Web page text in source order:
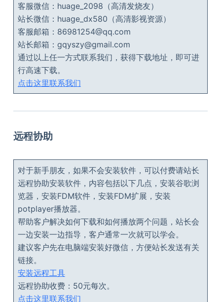
客服微信：huage_2098（高清发烧友）
站长微信：huage_dx580（高清影视资源）
客服邮箱：86981254@qq.com
站长邮箱：gqyszy@gmail.com
通过以上任一方式联系我们，获得下载地址，即可进
行高速下载。
点击这里联系我们
远程协助
对于新手朋友，如果不会安装软件，可以付费请站长
远程协助安装软件，内容包括以下几点，安装谷歌浏
览器，安装FDM软件，安装FDM扩展，安装
potplayer播放器。
帮助客户解决如何下载和如何播放两个问题，站长会
一边安装一边指导，客户通常一次就可以学会。
建议客户先在电脑端安装好微信，方便站长发送有关
链接。
安装远程工具
远程协助收费：50元每次。
点击这里联系我们